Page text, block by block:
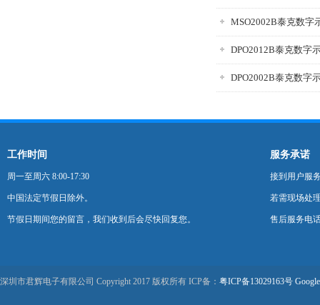
MSO2002B泰克数字
DPO2012B泰克数字
DPO2002B泰克数字
工作时间
周一至周六 8:00-17:30
中国法定节假日除外。
节假日期间您的留言，我们收到后会尽快回复您。
服务承诺
接到用户服
若需现场处
售后服务电
深圳市君辉电子有限公司 Copyright 2017 版权所有 ICP备： 粤ICP备13029163号